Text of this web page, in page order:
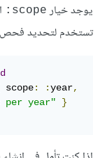
يوجد خيار scope:
تستخدم لتحديد فحص
scope: :year,
per year"
}